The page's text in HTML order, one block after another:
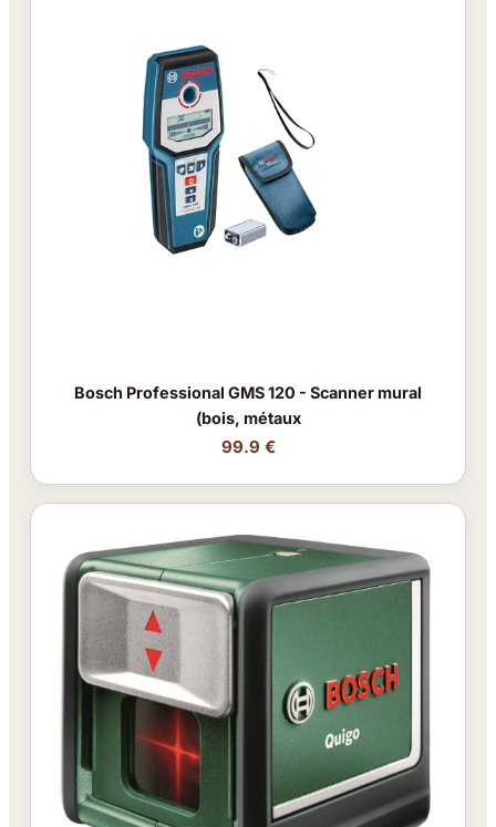
Bosch Professional GMS 120 - Scanner mural
(bois, métaux
99.9 €